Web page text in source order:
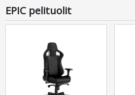
EPIC pelituolit